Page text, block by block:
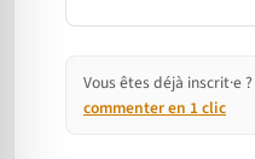
Vous êtes déjà inscrit·e ?
commenter en 1 clic